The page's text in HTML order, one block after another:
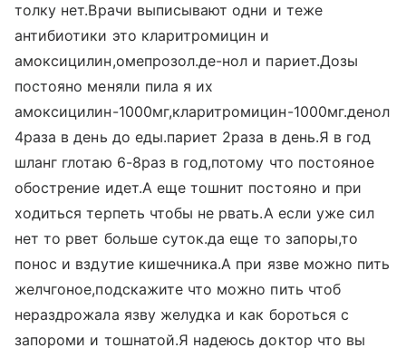
толку нет.Врачи выписывают одни и теже
антибиотики это кларитромицин и
амоксицилин,омепрозол.де-нол и париет.Дозы
постояно меняли пила я их
амоксицилин-1000мг,кларитромицин-1000мг.денол
4раза в день до еды.париет 2раза в день.Я в год
шланг глотаю 6-8раз в год,потому что постояное
обострение идет.А еще тошнит постояно и при
ходиться терпеть чтобы не рвать.А если уже сил
нет то рвет больше суток.да еще то запоры,то
понос и вздутие кишечника.А при язве можно пить
желчгоное,подскажите что можно пить чтоб
нераздрожала язву желудка и как бороться с
запороми и тошнатой.Я надеюсь доктор что вы